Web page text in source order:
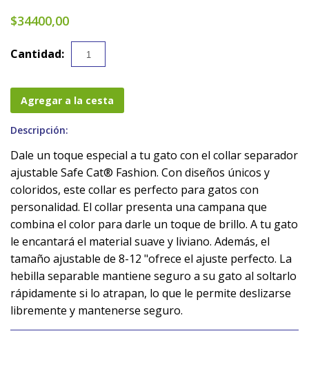
$34400,00
Cantidad:
Agregar a la cesta
Descripción:
Dale un toque especial a tu gato con el collar separador
ajustable Safe Cat® Fashion. Con diseños únicos y
coloridos, este collar es perfecto para gatos con
personalidad. El collar presenta una campana que
combina el color para darle un toque de brillo. A tu gato
le encantará el material suave y liviano. Además, el
tamaño ajustable de 8-12 "ofrece el ajuste perfecto. La
hebilla separable mantiene seguro a su gato al soltarlo
rápidamente si lo atrapan, lo que le permite deslizarse
libremente y mantenerse seguro.